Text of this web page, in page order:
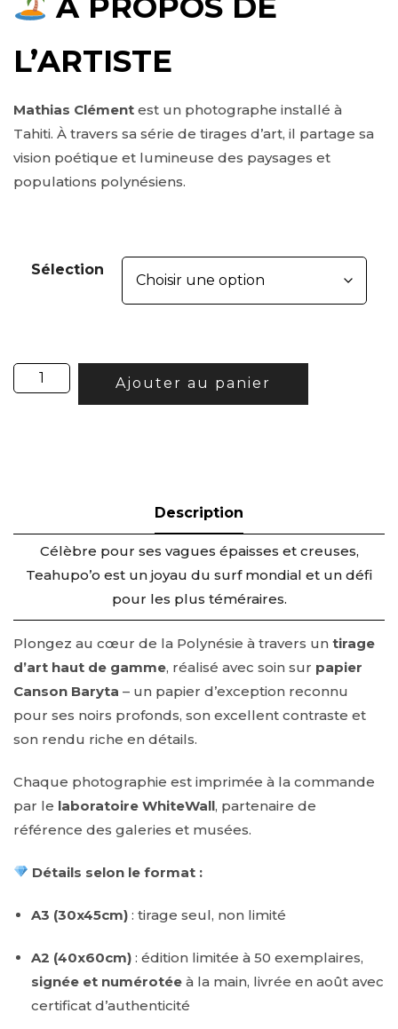
L’ARTISTE
Mathias Clément est un photographe installé à
Tahiti. À travers sa série de tirages d’art, il partage sa
vision poétique et lumineuse des paysages et
populations polynésiens.
Sélection
Ajouter au panier
Célèbre pour ses vagues épaisses et creuses,
Teahupo’o est un joyau du surf mondial et un défi
pour les plus téméraires.
Plongez au cœur de la Polynésie à travers un tirage
d’art haut de gamme, réalisé avec soin sur papier
Canson Baryta – un papier d’exception reconnu
pour ses noirs profonds, son excellent contraste et
son rendu riche en détails.
Chaque photographie est imprimée à la commande
par le laboratoire WhiteWall, partenaire de
référence des galeries et musées.
Détails selon le format :
A3 (30x45cm) : tirage seul, non limité
A2 (40x60cm) : édition limitée à 50 exemplaires,
signée et numérotée à la main, livrée en août avec
certificat d’authenticité